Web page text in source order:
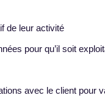
de leur activité
pour qu’il soit
avec le client pour